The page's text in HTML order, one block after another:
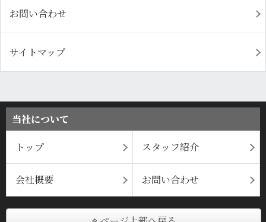
お問い合わせ
サイトマップ
当社について
トップ スタッフ紹介
会社概要 お問い合わせ